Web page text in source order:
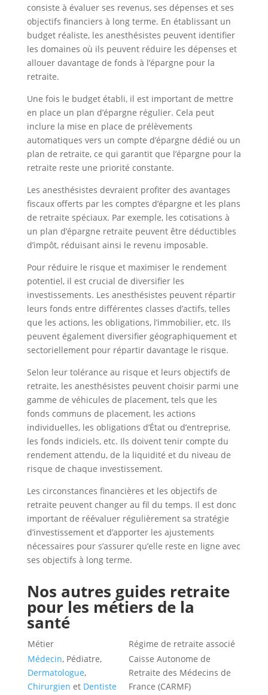
consiste à évaluer ses revenus, ses dépenses et ses
objectifs financiers à long terme. En établissant un
budget réaliste, les anesthésistes peuvent identifier
les domaines où ils peuvent réduire les dépenses et
allouer davantage de fonds à l’épargne pour la
retraite.
Une fois le budget établi, il est important de mettre
en place un plan d’épargne régulier. Cela peut
inclure la mise en place de prélèvements
automatiques vers un compte d’épargne dédié ou un
plan de retraite, ce qui garantit que l’épargne pour la
retraite reste une priorité constante.
Les anesthésistes devraient profiter des avantages
fiscaux offerts par les comptes d’épargne et les plans
de retraite spéciaux. Par exemple, les cotisations à
un plan d’épargne retraite peuvent être déductibles
d’impôt, réduisant ainsi le revenu imposable.
Pour réduire le risque et maximiser le rendement
potentiel, il est crucial de diversifier les
investissements. Les anesthésistes peuvent répartir
leurs fonds entre différentes classes d’actifs, telles
que les actions, les obligations, l’immobilier, etc. Ils
peuvent également diversifier géographiquement et
sectoriellement pour répartir davantage le risque.
Selon leur tolérance au risque et leurs objectifs de
retraite, les anesthésistes peuvent choisir parmi une
gamme de véhicules de placement, tels que les
fonds communs de placement, les actions
individuelles, les obligations d’État ou d’entreprise,
les fonds indiciels, etc. Ils doivent tenir compte du
rendement attendu, de la liquidité et du niveau de
risque de chaque investissement.
Les circonstances financières et les objectifs de
retraite peuvent changer au fil du temps. Il est donc
important de réévaluer régulièrement sa stratégie
d’investissement et d’apporter les ajustements
nécessaires pour s’assurer qu’elle reste en ligne avec
ses objectifs à long terme.
Nos autres guides retraite
pour les métiers de la
santé
Métier
Régime de retraite associé
Médecin, Pédiatre,
Dermatologue,
Chirurgien et Dentiste
Caisse Autonome de
Retraite des Médecins de
France (CARMF)